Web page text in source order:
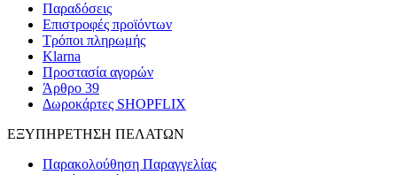
Παραδόσεις
Επιστροφές προϊόντων
Τρόποι πληρωμής
Klarna
Προστασία αγορών
Άρθρο 39
Δωροκάρτες SHOPFLIX
ΕΞΥΠΗΡΕΤΗΣΗ ΠΕΛΑΤΩΝ
Παρακολούθηση Παραγγελίας